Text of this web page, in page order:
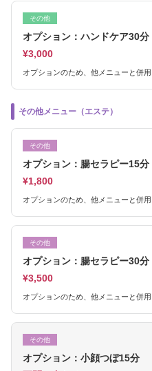
その他
オプション：ハンドケア30分
¥3,000
オプションのため、他メニューと併用
その他メニュー（エステ）
その他
オプション：腸セラピー15分
¥1,800
オプションのため、他メニューと併用
その他
オプション：腸セラピー30分
¥3,500
オプションのため、他メニューと併用
その他
オプション：小顔つぼ15分